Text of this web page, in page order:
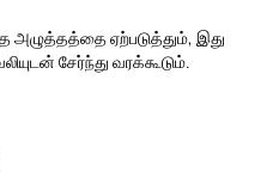
ஏற்படுத்தும், இது
சேர்ந்து வரக்கூடும்.